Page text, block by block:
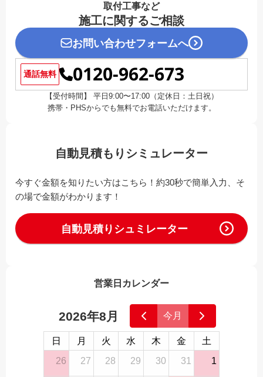
取付工事など
施工に関するご相談
お問い合わせフォームへ
通話無料 0120-962-673
【受付時間】 平日9:00〜17:00（定休日：土日祝）
携帯・PHSからでも無料でお電話いただけます。
自動見積もりシミュレーター
今すぐ金額を知りたい方はこちら！約30秒で簡単入力、そ
の場で金額がわかります！
自動見積りシュミレーター
営業日カレンダー
2026年8月 今月
日 月 火 水 木 金
土
26
27 28 29 30 31 1